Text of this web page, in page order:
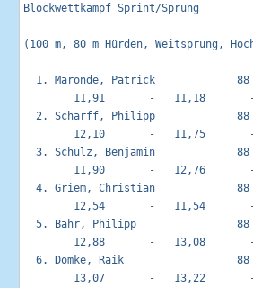
Blockwettkampf Sprint/
(100 m, 80 m Hürden, Weitsprung,
1. Maronde, Patrick
11,91       -   11,18
2. Scharff, Philipp
12,10       -   11,75
3. Schulz, Benjamin
11,90       -   12,76
4. Griem, Christian
12,54       -   11,54
5. Bahr, Philipp
12,88       -   13,08
6. Domke, Raik
13,07       -   13,22